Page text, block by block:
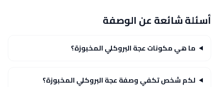
أسئلة شائعة عن الوصفة
ما هي مكونات عجة البروكلي المخبوزة؟
لكم شخص تكفي وصفة عجة البروكلي المخبوزة؟